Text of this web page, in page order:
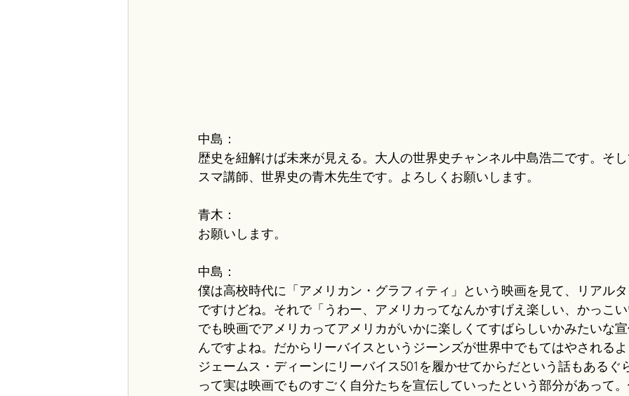
中島：
歴史を紐解けば未来が見える。大人の世界史チャンネル中島浩二です。そ
スマ講師、世界史の青木先生です。よろしくお願いします。
青木：
お願いします。
中島：
僕は高校時代に「アメリカン・グラフィティ」という映画を見て、リアル
ですけどね。それで「うわー、アメリカってなんかすげえ楽しい、かっこ
でも映画でアメリカってアメリカがいかに楽しくてすばらしいかみたいな
んですよね。だからリーバイスというジーンズが世界中でもてはやされる
ジェームス・ディーンにリーバイス501を履かせてからだという話もあるぐ
って実は映画でものすごく自分たちを宣伝していったという部分があって